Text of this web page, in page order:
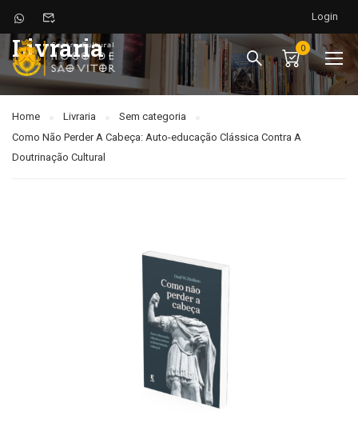
Login
0
Livraria
Home Livraria
Sem categoria
Como Não Perder A Cabeça: Auto-educação Clássica Contra A
Doutrinação Cultural